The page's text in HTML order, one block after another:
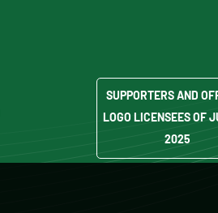
SUPPORTERS AND
LOGO LICENSEES OF
2025